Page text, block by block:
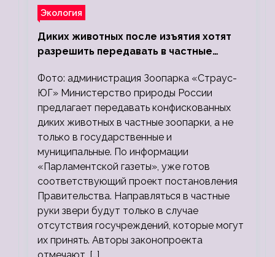
Экология
Диких животных после изъятия хотят
разрешить передавать в частные
Фото: администрация Зоопарка «Страус-
ЮГ» Министерство природы России
предлагает передавать конфискованных
диких животных в частные зоопарки, а не
только в государственные и
муниципальные. По информации
«Парламентской газеты», уже готов
соответствующий проект постановления
Правительства. Направляться в частные
руки звери будут только в случае
отсутствия госучреждений, которые могут
их принять. Авторы законопроекта